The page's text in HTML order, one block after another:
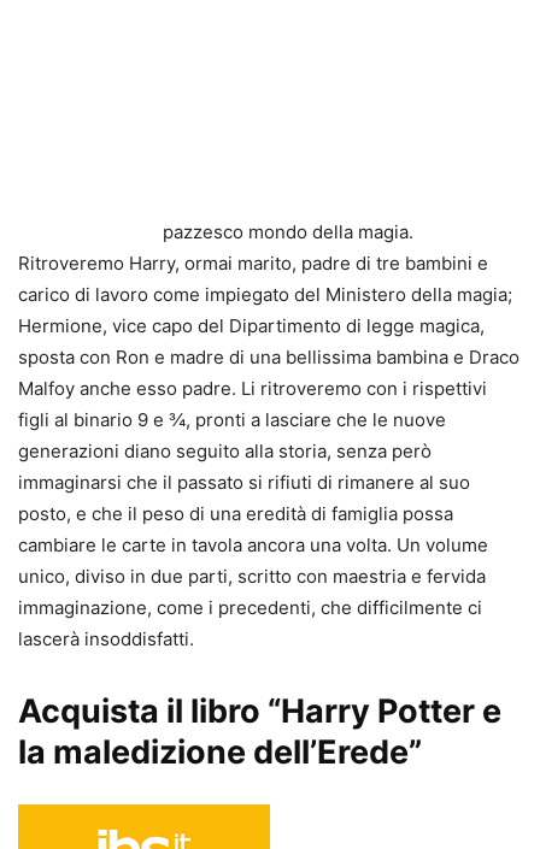
pazzesco mondo della magia.
Ritroveremo Harry, ormai marito, padre di tre bambini e
carico di lavoro come impiegato del Ministero della magia;
Hermione, vice capo del Dipartimento di legge magica,
sposta con Ron e madre di una bellissima bambina e Draco
Malfoy anche esso padre. Li ritroveremo con i rispettivi
figli al binario 9 e ¾, pronti a lasciare che le nuove
generazioni diano seguito alla storia, senza però
immaginarsi che il passato si rifiuti di rimanere al suo
posto, e che il peso di una eredità di famiglia possa
cambiare le carte in tavola ancora una volta. Un volume
unico, diviso in due parti, scritto con maestria e fervida
immaginazione, come i precedenti, che difficilmente ci
lascerà insoddisfatti.
Acquista il libro “Harry Potter e
la maledizione dell’Erede”